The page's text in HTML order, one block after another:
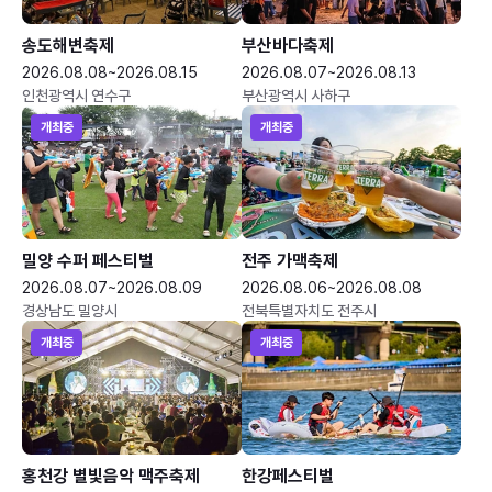
송도해변축제
2026.08.08~2026.08.15
인천광역시 연수구
부산바다축제
2026.08.07~2026.08.13
부산광역시 사하구
개최중
밀양 수퍼 페스티벌
2026.08.07~2026.08.09
경상남도 밀양시
개최중
전주 가맥축제
2026.08.06~2026.08.08
전북특별자치도 전주시
개최중
홍천강 별빛음악 맥주축제
개최중
한강페스티벌